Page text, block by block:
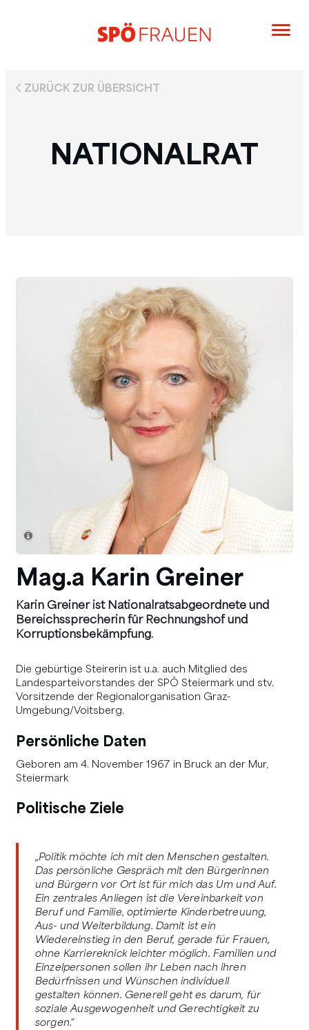
ZURÜCK ZUR ÜBERSICHT
NATIONALRAT
Mag.a Karin Greiner
Karin Greiner ist Nationalratsabgeordnete und
Bereichssprecherin für Rechnungshof und
Korruptionsbekämpfung.
Die gebürtige Steirerin ist u.a. auch Mitglied des
Landesparteivorstandes der SPÖ Steiermark und stv.
Vorsitzende der Regionalorganisation Graz-
Umgebung/Voitsberg.
Persönliche Daten
Geboren am 4. November 1967 in Bruck an der Mur,
Steiermark
Politische Ziele
„Politik möchte ich mit den Menschen gestalten.
Das persönliche Gespräch mit den Bürgerinnen
und Bürgern vor Ort ist für mich das Um und Auf.
Ein zentrales Anliegen ist die Vereinbarkeit von
Beruf und Familie, optimierte Kinderbetreuung,
Aus- und Weiterbildung. Damit ist ein
Wiedereinstieg in den Beruf, gerade für Frauen,
ohne Karriereknick leichter möglich. Familien und
Einzelpersonen sollen ihr Leben nach ihren
Bedürfnissen und Wünschen individuell
gestalten können. Generell geht es darum, für
soziale Ausgewogenheit und Gerechtigkeit zu
sorgen.“